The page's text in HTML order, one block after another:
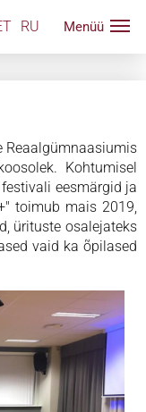
RU
Kohtumisel
eesmärgid ja
toimub mais 2019,
ürituste osalejateks
vaid ka õpilased